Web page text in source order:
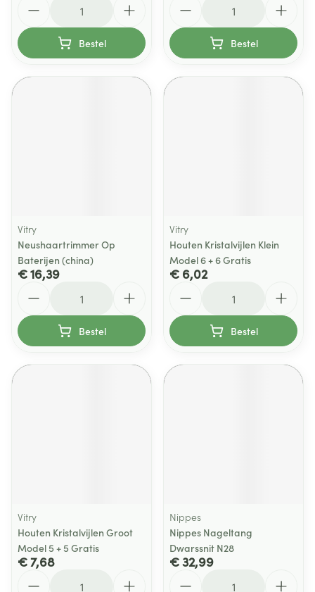
Bestel Bestel
Vitry
Neushaartrimmer Op
Baterijen (china)
€ 16,39
Bestel
Vitry
Houten Kristalvijlen Klein
Model 6 + 6 Gratis
€ 6,02
Bestel
Vitry
Houten Kristalvijlen Groot
Model 5 + 5 Gratis
€ 7,68
Nippes
Nippes Nageltang
Dwarssnit N28
€ 32,99